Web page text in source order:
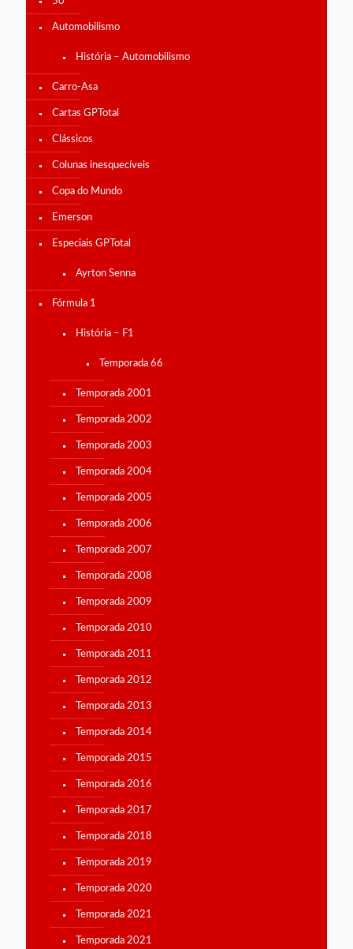
Automobilismo
História – Automobilismo
Carro-Asa
Cartas GPTotal
Clássicos
Colunas inesquecíveis
Copa do Mundo
Emerson
Especiais GPTotal
Ayrton Senna
Fórmula 1
História – F1
Temporada 66
Temporada 2001
Temporada 2002
Temporada 2003
Temporada 2004
Temporada 2005
Temporada 2006
Temporada 2007
Temporada 2008
Temporada 2009
Temporada 2010
Temporada 2011
Temporada 2012
Temporada 2013
Temporada 2014
Temporada 2015
Temporada 2016
Temporada 2017
Temporada 2018
Temporada 2019
Temporada 2020
Temporada 2021
Temporada 2021